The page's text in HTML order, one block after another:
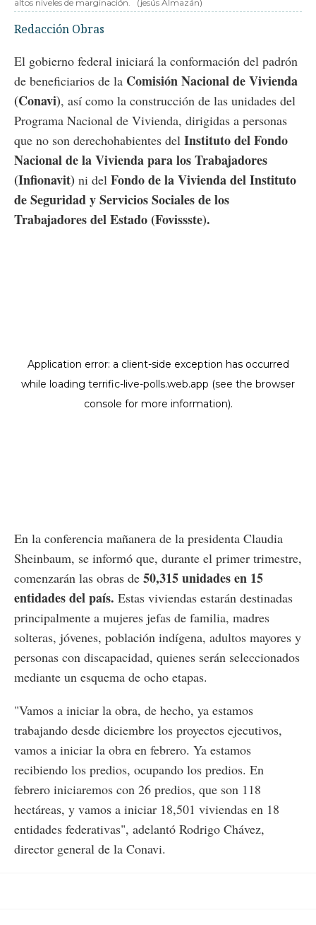
altos niveles de marginación.
(jesús Almazán)
Redacción Obras
El gobierno federal iniciará la conformación del padrón
de beneficiarios de la Comisión Nacional de Vivienda
(Conavi), así como la construcción de las unidades del
Programa Nacional de Vivienda, dirigidas a personas
que no son derechohabientes del Instituto del Fondo
Nacional de la Vivienda para los Trabajadores
(Infionavit) ni del Fondo de la Vivienda del Instituto
de Seguridad y Servicios Sociales de los
Trabajadores del Estado (Fovissste).
En la conferencia mañanera de la presidenta Claudia
Sheinbaum, se informó que, durante el primer trimestre,
comenzarán las obras de 50,315 unidades en 15
entidades del país. Estas viviendas estarán destinadas
principalmente a mujeres jefas de familia, madres
solteras, jóvenes, población indígena, adultos mayores y
personas con discapacidad, quienes serán seleccionados
mediante un esquema de ocho etapas.
"Vamos a iniciar la obra, de hecho, ya estamos
trabajando desde diciembre los proyectos ejecutivos,
vamos a iniciar la obra en febrero. Ya estamos
recibiendo los predios, ocupando los predios. En
febrero iniciaremos con 26 predios, que son 118
hectáreas, y vamos a iniciar 18,501 viviendas en 18
entidades federativas", adelantó Rodrigo Chávez,
director general de la Conavi.